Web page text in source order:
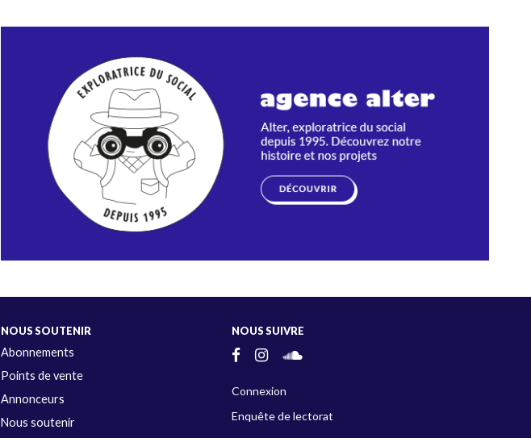
NOUS SOUTENIR
Abonnements
Points de vente
Annonceurs
Nous soutenir
NOUS SUIVRE
Connexion
Enquête de lectorat